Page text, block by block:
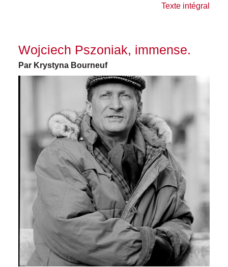
Texte intégral
Wojciech Pszoniak, immense.
Par Krystyna Bourneuf